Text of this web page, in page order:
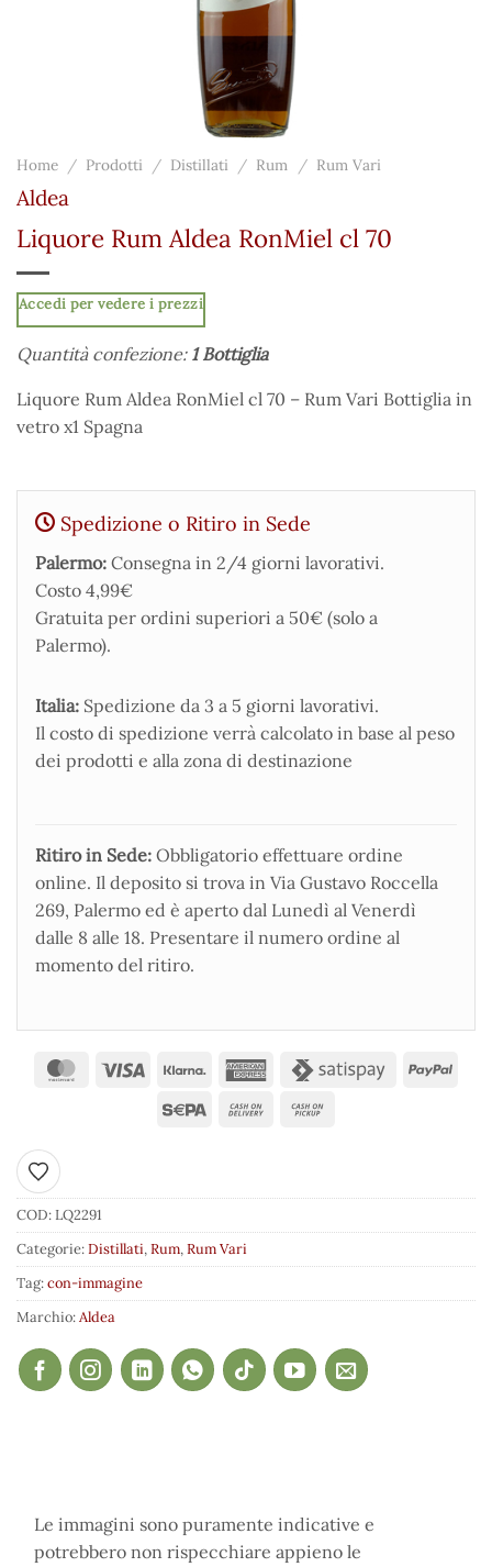
Home / Prodotti / Distillati / Rum / Rum Vari
Aldea
Liquore Rum Aldea RonMiel cl 70
Accedi per vedere i prezzi
Quantità confezione: 1 Bottiglia
Liquore Rum Aldea RonMiel cl 70 – Rum Vari Bottiglia in
vetro x1 Spagna
Spedizione o Ritiro in Sede
Palermo: Consegna in 2/4 giorni lavorativi.
Costo 4,99€
Gratuita per ordini superiori a 50€ (solo a
Palermo).
Italia: Spedizione da 3 a 5 giorni lavorativi.
Il costo di spedizione verrà calcolato in base al peso
dei prodotti e alla zona di destinazione
Ritiro in Sede: Obbligatorio effettuare ordine
online. Il deposito si trova in Via Gustavo Roccella
269, Palermo ed è aperto dal Lunedì al Venerdì
dalle 8 alle 18. Presentare il numero ordine al
momento del ritiro.
Aggiungi ai preferiti
COD:LQ2291
Categorie:Distillati,Rum,Rum Vari
Tag:con-immagine
Marchio:Aldea
Le immagini sono puramente indicative e
potrebbero non rispecchiare appieno le